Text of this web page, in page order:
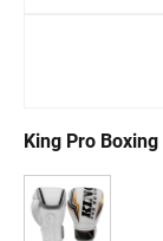
King Pro